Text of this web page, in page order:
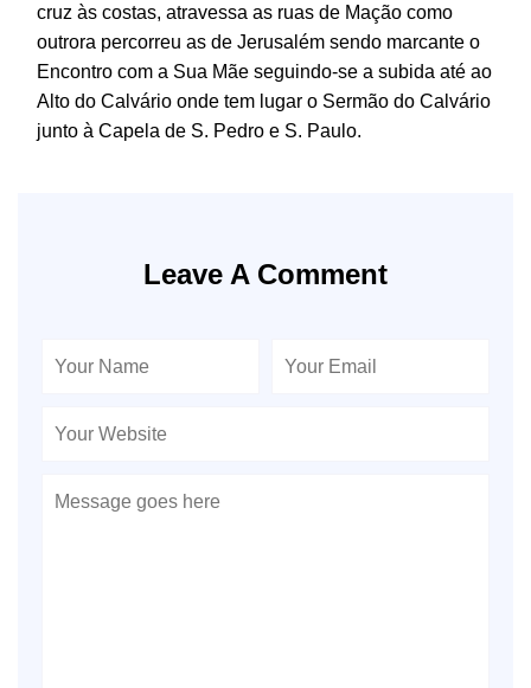
cruz às costas, atravessa as ruas de Mação como
outrora percorreu as de Jerusalém sendo marcante o
Encontro com a Sua Mãe seguindo-se a subida até ao
Alto do Calvário onde tem lugar o Sermão do Calvário
junto à Capela de S. Pedro e S. Paulo.
Leave A Comment